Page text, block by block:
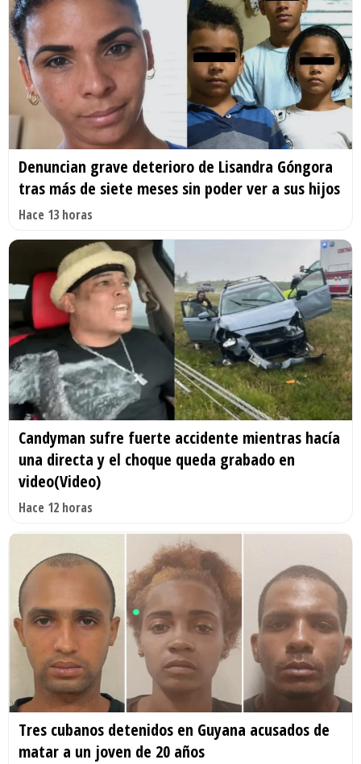
Denuncian grave deterioro de Lisandra Góngora
tras más de siete meses sin poder ver a sus hijos
Hace 13 horas
Candyman sufre fuerte accidente mientras hacía
una directa y el choque queda grabado en
video(Video)
Hace 12 horas
Tres cubanos detenidos en Guyana acusados de
matar a un joven de 20 años